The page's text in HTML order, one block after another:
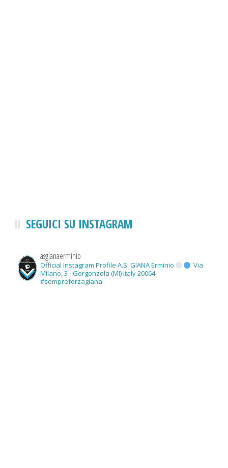
SEGUICI SU INSTAGRAM
asgianaerminio
Official Instagram Profile A.S. GIANA Erminio
Via
Milano, 3 - Gorgonzola (MI) Italy 20064
#sempreforzagiana